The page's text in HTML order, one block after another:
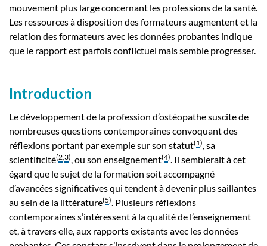
mouvement plus large concernant les professions de la santé.
Les ressources à disposition des formateurs augmentent et la
relation des formateurs avec les données probantes indique
que le rapport est parfois conflictuel mais semble progresser.
Introduction
Le développement de la profession d’ostéopathe suscite de
nombreuses questions contemporaines convoquant des
réflexions portant par exemple sur son statut(1), sa
scientificité(2,3), ou son enseignement(4). Il semblerait à cet
égard que le sujet de la formation soit accompagné
d’avancées significatives qui tendent à devenir plus saillantes
au sein de la littérature(5). Plusieurs réflexions
contemporaines s’intéressent à la qualité de l’enseignement
et, à travers elle, aux rapports existants avec les données